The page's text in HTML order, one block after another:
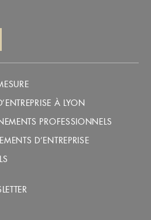
À LYON
PROFESSIONNELS
D’ENTREPRISE